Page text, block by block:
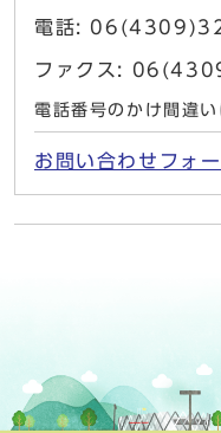
電話:
ファクス:
電話番号のかけ間違い
お問い合わせフォー